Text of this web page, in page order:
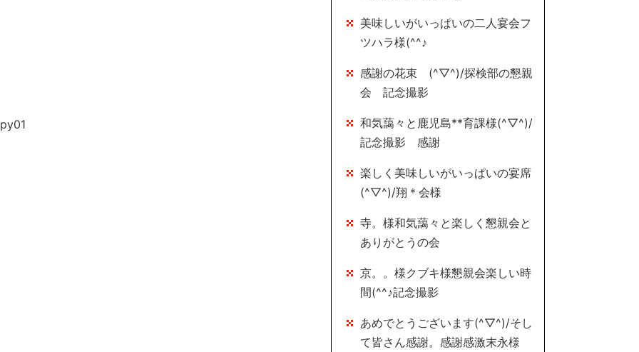
美味しいがいっぱいの二人宴会フ
ツハラ様(^^♪
感謝の花束 (^▽^)/探検部の懇親
会 記念撮影
和気藹々と鹿児島**育課様(^▽^)/
記念撮影 感謝
楽しく美味しいがいっぱいの宴席
(^▽^)/翔＊会様
寺。様和気藹々と楽しく懇親会と
ありがとうの会
京。。様クブキ様懇親会楽しい時
間(^^♪記念撮影
あめでとうございます(^▽^)/そし
て皆さん感謝。感謝感激末永様